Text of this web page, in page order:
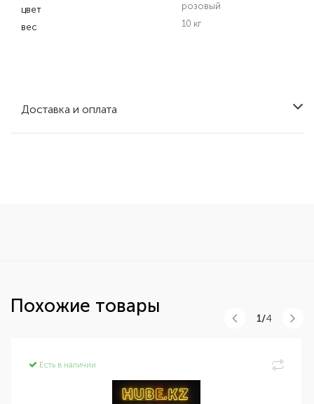
цвет
розовый
вес
10 кг
Доставка и оплата
Похожие товары
Есть в наличии
1/4